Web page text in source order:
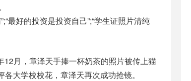
最好的投资是投资自己”;“学生证照片清纯
月，章泽天手捧一杯奶茶的照片被传上猫
大学校校花，章泽天再次成功抢镜。